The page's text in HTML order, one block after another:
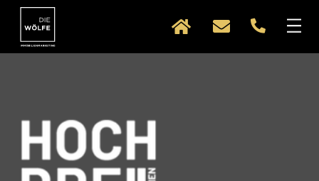
Direkt zum Inhalt